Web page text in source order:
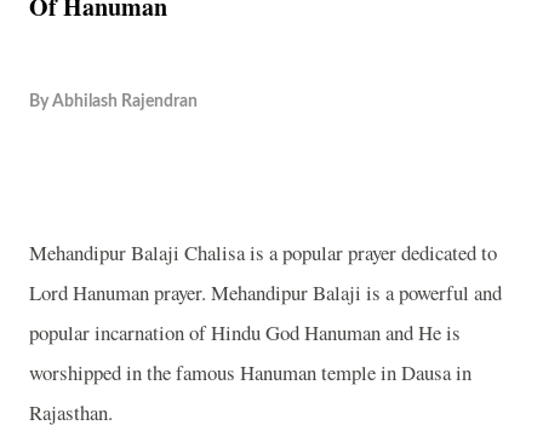
By Abhilash Rajendran
Mehandipur Balaji Chalisa is a popular prayer dedicated to
Lord Hanuman prayer. Mehandipur Balaji is a powerful and
popular incarnation of Hindu God Hanuman and He is
worshipped in the famous Hanuman temple in Dausa in
Rajasthan.